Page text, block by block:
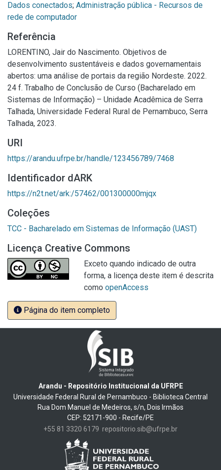
Dados conectados; Administração pública - Recursos de
rede de computador
Referência
LORENTINO, Jair do Nascimento. Objetivos de
desenvolvimento sustentáveis e dados governamentais
abertos: uma análise de portais da região Nordeste. 2022.
24 f. Trabalho de Conclusão de Curso (Bacharelado em
Sistemas de Informação) – Unidade Acadêmica de Serra
Talhada, Universidade Federal Rural de Pernambuco, Serra
Talhada, 2023.
URI
https://arandu.ufrpe.br/handle/123456789/7468
Identificador dARK
https://n2t.net/ark:/57462/001300000mjqx
Coleções
TCC - Bacharelado em Sistemas de Informação (UAST)
Licença Creative Commons
Exceto quando indicado de outra
forma, a licença deste item é descrita
como openAccess
Página do item completo
Arandu - Repositório Institucional da UFRPE
Universidade Federal Rural de Pernambuco - Biblioteca Central
Rua Dom Manuel de Medeiros, s/n, Dois Irmãos
CEP: 52171-900 - Recife/PE
+55 81 3320 6179 repositorio.sib@ufrpe.br